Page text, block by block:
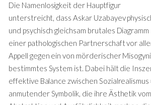
Die Namenlosigkeit der Hauptfigur
unterstreicht, dass Askar Uzabayev
und psychisch gleichsam brutales Diagramm
einer pathologischen Partnerschaft vor
Appell gegen ein von mörderischer
bestimmtes System ist. Dabei hält die
effektive Balance zwischen
anmutender Symbolik, die ihre Ästhetik